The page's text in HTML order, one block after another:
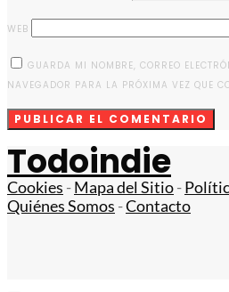
WEB
GUARDA MI NOMBRE, CORREO
NAVEGADOR PARA LA PRÓXIMA VEZ QUE
Todoindie
Cookies -Mapa del Sitio-
Quiénes Somos -Contacto